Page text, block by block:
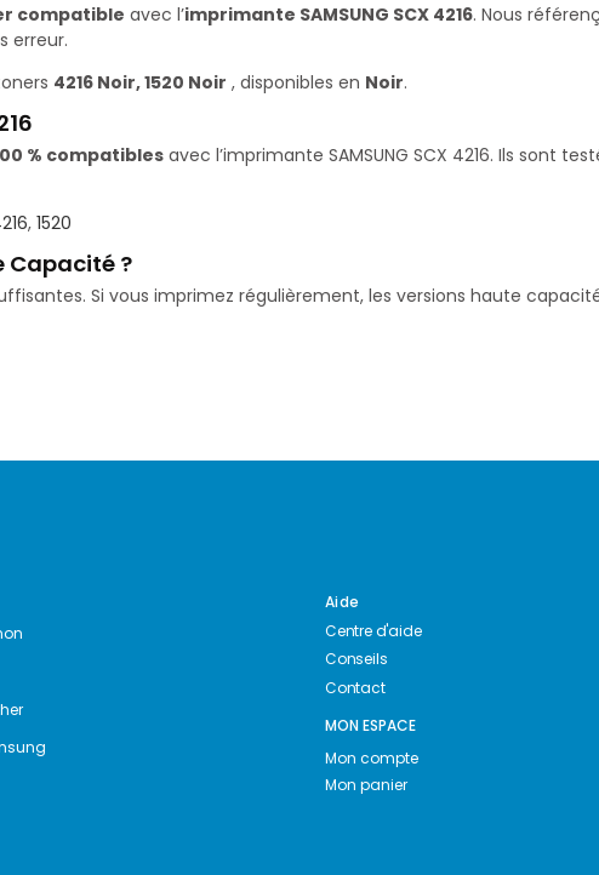
compatible avec l’imprimante SAMSUNG SCX 4216. Nous
erreur.
4216 Noir, 1520 Noir , disponibles en Noir.
% compatibles avec l’imprimante SAMSUNG SCX 4216. Ils sont
, 1520
Capacité ?
Si vous imprimez régulièrement, les versions haute
Aide
Centre d'aide
Conseils
Contact
MON ESPACE
Mon compte
Mon panier